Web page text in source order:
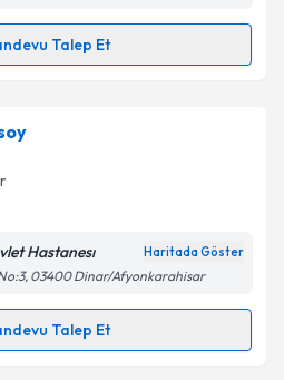
işlenmesine ilişkinAydınlatma
ve kişisel verilerimin belirtilen
kabul ediyorum.
Talebini Gönder
Talep Et
Talebi
Emren
uzmandan randevu almanız
e-posta ile
işlenmesine ilişkinAydınlatma
Hastanesı Haritada Göster
No:3, 03400 Dinar/Afyonkarahisar
Talep Et
Talebi